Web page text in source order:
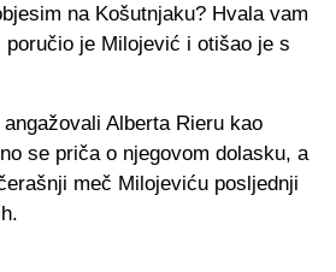
na Košutnjaku? Hvala vam
je Milojević i otišao je s
Alberta Rieru kao
se priča o njegovom dolasku, a
meč Milojeviću posljednji